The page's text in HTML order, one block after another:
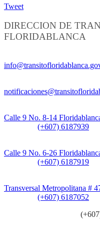
Tweet
DIRECCION DE
FLORIDABLANCA
Calle 9 No. 8-14
(+607) 6187939
Calle 9 No. 6-26
(+607) 6187919
Transversal Metropolitana #
(+607) 6187052